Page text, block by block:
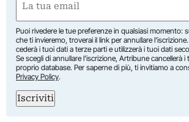
(Obbligatorio)
Puoi rivedere le tue preferenze in qualsiasi momento:
che ti invieremo, troverai il link per annullare
cederà i tuoi dati a terze parti e utilizzerà i tuoi dati
Se scegli di annullare l’iscrizione, Artribune cancellerà
proprio database. Per saperne di più, ti invitiamo a
Privacy Policy.
Iscriviti